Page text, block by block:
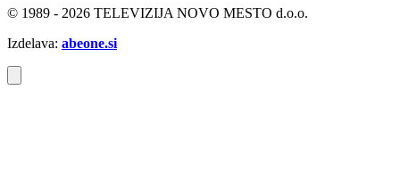
© 1989 - 2026 TELEVIZIJA NOVO MESTO d.o.o.
Izdelava: abeone.si